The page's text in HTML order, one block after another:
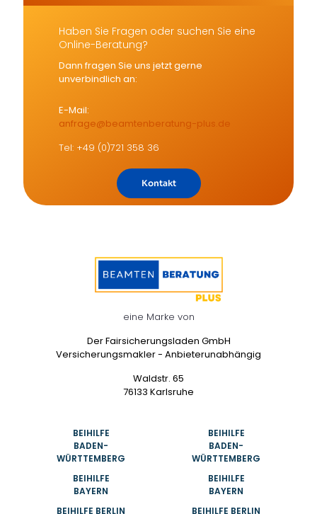
Haben Sie Fragen oder suchen Sie eine
Online-Beratung?
Dann fragen Sie uns jetzt gerne
unverbindlich an:
E-Mail:
anfrage@beamtenberatung-plus.de
Tel: +49 (0)721 358 36
Kontakt
eine Marke von
Der Fairsicherungsladen GmbH
Versicherungsmakler - Anbieterunabhängig
Waldstr. 65
76133 Karlsruhe
BEIHILFE
BADEN-
WÜRTTEMBERG
BEIHILFE
BAYERN
BEIHILFE BERLIN
BEIHILFE
BADEN-
WÜRTTEMBERG
BEIHILFE
BAYERN
BEIHILFE BERLIN